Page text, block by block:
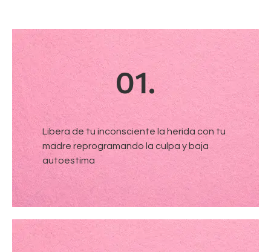
01.
Libera de tu inconsciente la herida con tu
madre reprogramando la culpa y baja
autoestima